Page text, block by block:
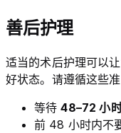
善后护理
适当的术后护理可以
好状态。请遵循这些
等待48–72 小
前 48 小时内不